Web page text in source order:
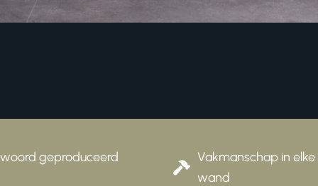
Vakmanschap in elke vloer en
wand